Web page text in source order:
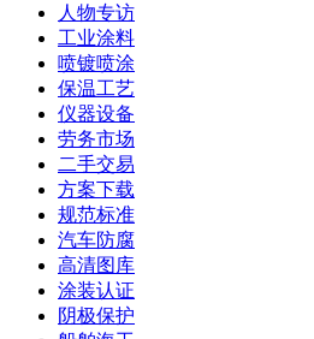
人物专访
工业涂料
喷镀喷涂
保温工艺
仪器设备
劳务市场
二手交易
方案下载
规范标准
汽车防腐
高清图库
涂装认证
阴极保护